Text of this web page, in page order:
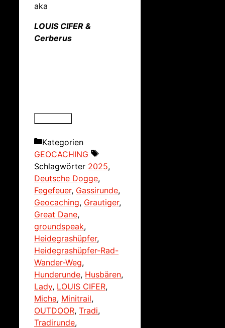
aka
LOUIS CIFER &
Cerberus
Kategorien
GEOCACHING
Schlagwörter 2025,
Deutsche Dogge,
Fegefeuer, Gassirunde,
Geocaching, Grautiger,
Great Dane,
groundspeak,
Heidegrashüpfer,
Heidegrashüpfer-Rad-
Wander-Weg,
Hunderunde, Husbären,
Lady, LOUIS CIFER,
Micha, Minitrail,
OUTDOOR, Tradi,
Tradirunde,